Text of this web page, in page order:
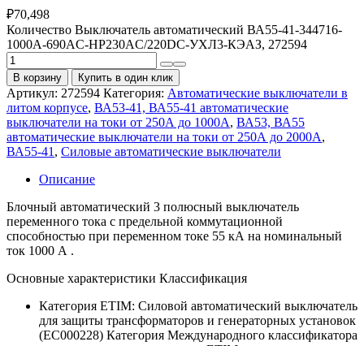
₽70,498
Количество Выключатель автоматический ВА55-41-344716-
1000А-690AC-НР230AC/220DC-УХЛ3-КЭАЗ, 272594
В корзину Купить в один клик
Артикул: 272594 Категория: Автоматические выключатели в
литом корпусе, ВА53-41, ВА55-41 автоматические
выключатели на токи от 250А до 1000А, ВА53, ВА55
автоматические выключатели на токи от 250А до 2000А,
ВА55-41 , Силовые автоматические выключатели
Описание
Блочный автоматический 3 полюсный выключатель
переменного тока с предельной коммутационной
способностью при переменном токе 55 кА на номинальный
ток 1000 А .
Основные характеристики Классификация
Категория ETIM: Силовой автоматический выключатель
для защиты трансформаторов и генераторных установок
(EC000228) Категория Международного классификатора